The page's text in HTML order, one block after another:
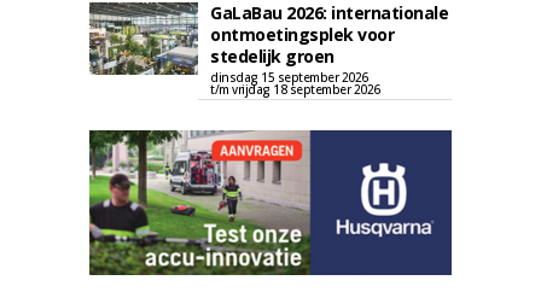
GaLaBau 2026: internationale
ontmoetingsplek voor
stedelijk groen
dinsdag 15 september 2026
t/m vrijdag 18 september 2026